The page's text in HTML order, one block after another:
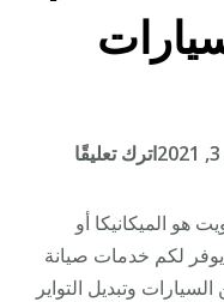
اترك تعليقًا
/
هو الميكانيكا أو
يوفر لكم خدمات صيانة
وتبديل التواير